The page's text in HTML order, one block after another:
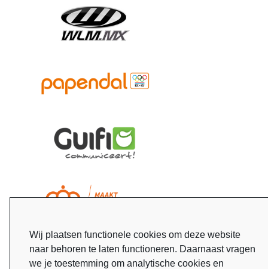
Wij plaatsen functionele cookies om deze website
naar behoren te laten functioneren. Daarnaast vragen
we je toestemming om analytische cookies en